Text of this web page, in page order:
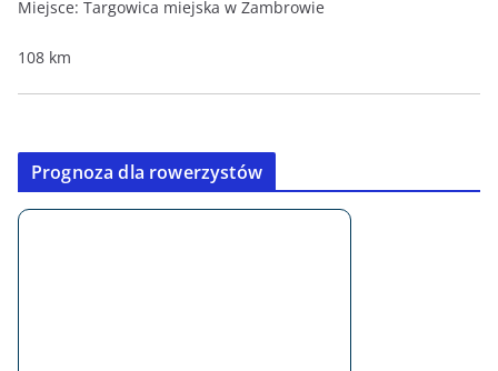
Miejsce: Targowica miejska w Zambrowie
108 km
Prognoza dla rowerzystów